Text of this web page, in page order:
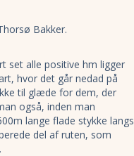
Bakker.
set alle positive hm ligger
hvor det går nedad på
til glæde for dem, der
også, inden man
lange flade stykke langs
del af ruten, som